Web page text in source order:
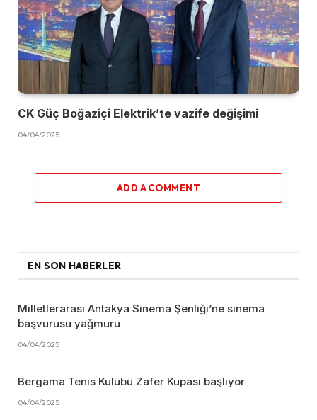
CK Güç Boğaziçi Elektrik’te vazife değişimi
04/04/2025
ADD A COMMENT
EN SON HABERLER
Milletlerarası Antakya Sinema Şenliği’ne sinema
başvurusu yağmuru
04/04/2025
Bergama Tenis Kulübü Zafer Kupası başlıyor
04/04/2025